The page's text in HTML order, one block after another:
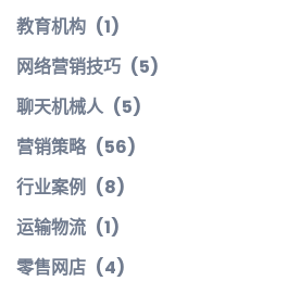
教育机构 (1)
网络营销技巧 (5)
聊天机械人 (5)
营销策略 (56)
行业案例 (8)
运输物流 (1)
零售网店 (4)